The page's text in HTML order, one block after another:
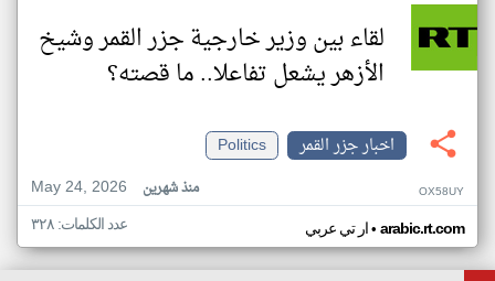
لقاء بين وزير خارجية جزر القمر وشيخ
الأزهر يشعل تفاعلا.. ما قصته؟
اخبار جزر القمر
Politics
May 24, 2026
منذ شهرين OX58UY
ار تي عربي• arabic.rt.com عدد الكلمات: ٣٢٨